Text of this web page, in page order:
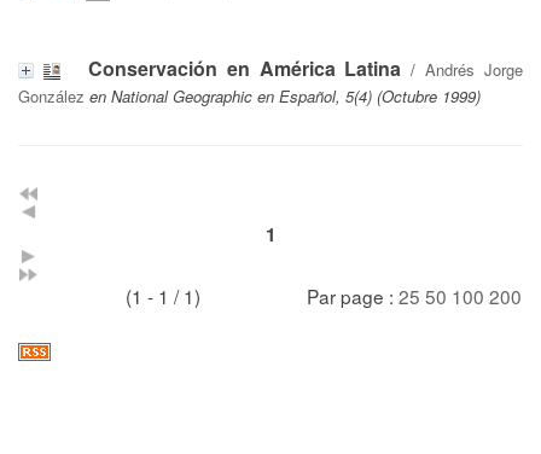
Conservación en América Latina /Andrés Jorge
González en National Geographic en Español, 5(4) (Octubre 1999)
1
(1 - 1 / 1) Par page : 25 50 100 200